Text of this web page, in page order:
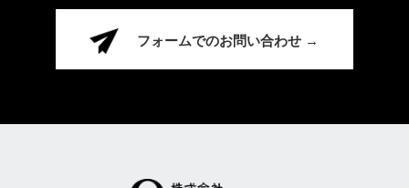
フォームでのお問い合わせ →